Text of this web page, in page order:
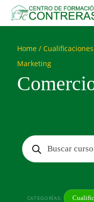
Home/
Marketing
Búsqueda
de
productos
CATEGORÍAS: